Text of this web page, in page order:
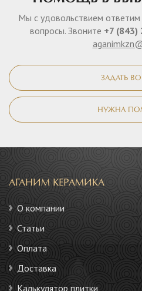
Мы с удовольствием
вопросы. Звоните +7 (843)
ЗАДАТЬ
НУЖНА
АГАНИМ КЕРАМИКА
О компании
Статьи
Оплата
Доставка
Калькулятор плитки